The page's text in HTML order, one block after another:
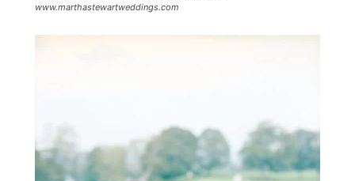
www.marthastewartweddings.com